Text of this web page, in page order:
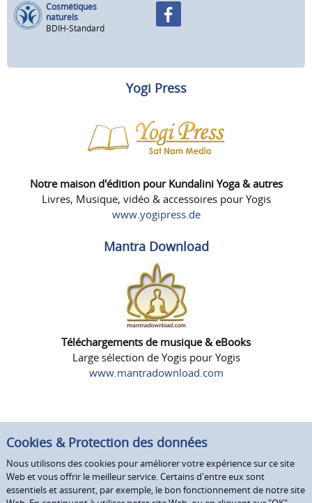
Cosmétiques
naturels
BDIH-Standard
Yogi Press
Notre maison d'édition pour Kundalini Yoga & autres
Livres, Musique, vidéo & accessoires pour Yogis
www.yogipress.de
Mantra Download
Téléchargements de musique & eBooks
Large sélection de Yogis pour Yogis
www.mantradownload.com
Cookies & Protection des données
Nous utilisons des cookies pour améliorer votre expérience sur ce site
Web et vous offrir le meilleur service. Certains d'entre eux sont
essentiels et assurent, par exemple, le bon fonctionnement de notre site